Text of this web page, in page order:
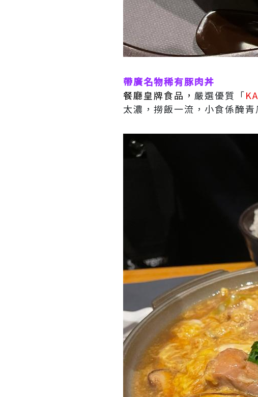
帶廣名物稀有豚肉丼
餐廳皇牌食品， 嚴選優質「
太濃，撈飯一流，小食係醃